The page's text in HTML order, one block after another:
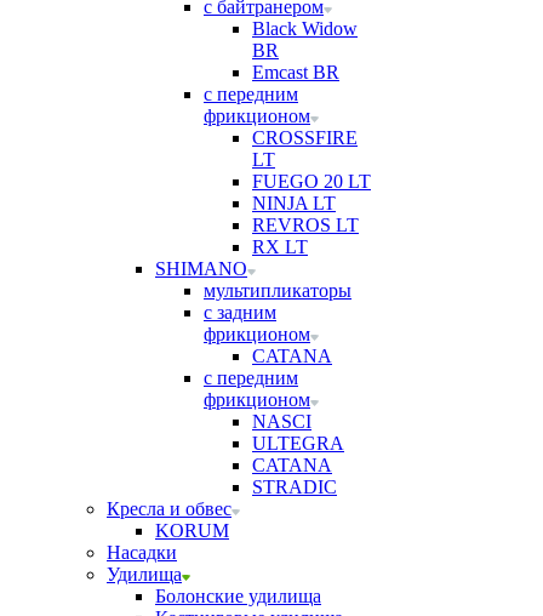
с байтранером
Black Widow
BR
Emcast BR
с передним
фрикционом
CROSSFIRE
LT
FUEGO 20 LT
NINJA LT
REVROS LT
RX LT
SHIMANO
мультипликаторы
с задним
фрикционом
CATANA
с передним
фрикционом
NASCI
ULTEGRA
CATANA
STRADIC
Кресла и обвес
KORUM
Насадки
Удилища
Болонские удилища